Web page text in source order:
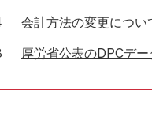
2025年3月24日
会計方法の変更につい
2024年5月8日
厚労省公表のDPCデ